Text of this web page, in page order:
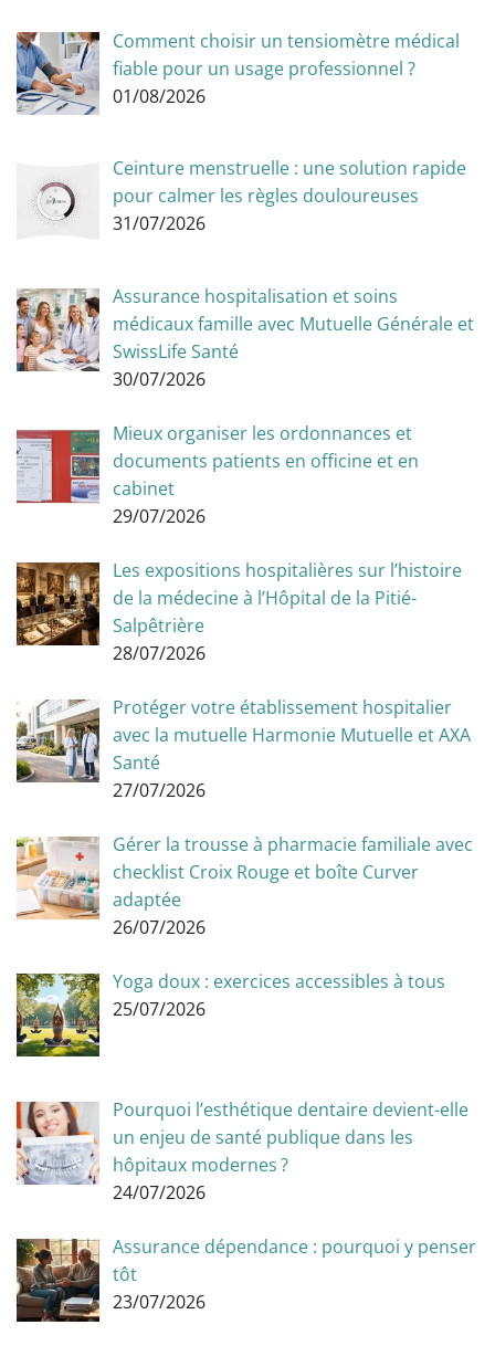
Comment choisir un tensiomètre médical
fiable pour un usage professionnel ?
01/08/2026
Ceinture menstruelle : une solution rapide
pour calmer les règles douloureuses
31/07/2026
Assurance hospitalisation et soins
médicaux famille avec Mutuelle Générale et
SwissLife Santé
30/07/2026
Mieux organiser les ordonnances et
documents patients en officine et en
cabinet
29/07/2026
Les expositions hospitalières sur l’histoire
de la médecine à l’Hôpital de la Pitié-
Salpêtrière
28/07/2026
Protéger votre établissement hospitalier
avec la mutuelle Harmonie Mutuelle et AXA
Santé
27/07/2026
Gérer la trousse à pharmacie familiale avec
checklist Croix Rouge et boîte Curver
adaptée
26/07/2026
Yoga doux : exercices accessibles à tous
25/07/2026
Pourquoi l’esthétique dentaire devient-elle
un enjeu de santé publique dans les
hôpitaux modernes ?
24/07/2026
Assurance dépendance : pourquoi y penser
tôt
23/07/2026